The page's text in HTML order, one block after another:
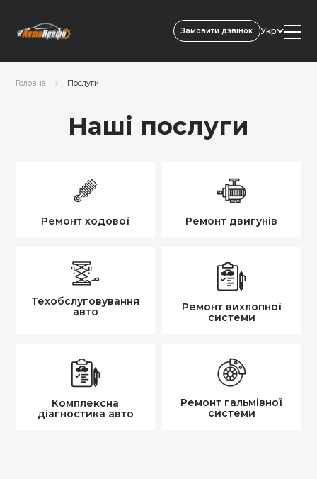
Замовити дзвінок Укр
Головна Послуги
Наші послуги
Ремонт ходової
Ремонт ходової
Ремонт двигунів
Ремонт двигунів
Техобслуговування
авто
Техобслуговування
авто
Ремонт вихлопної
системи
Ремонт вихлопної
системи
Комплексна
діагностика авто
Ремонт гальмівної
системи